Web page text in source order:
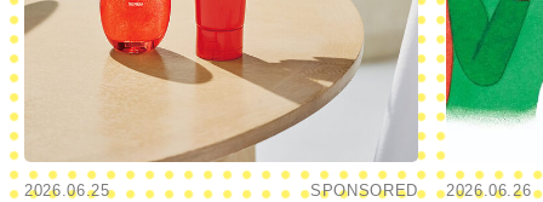
2026.06.25 SPONSORED 2026.06.26